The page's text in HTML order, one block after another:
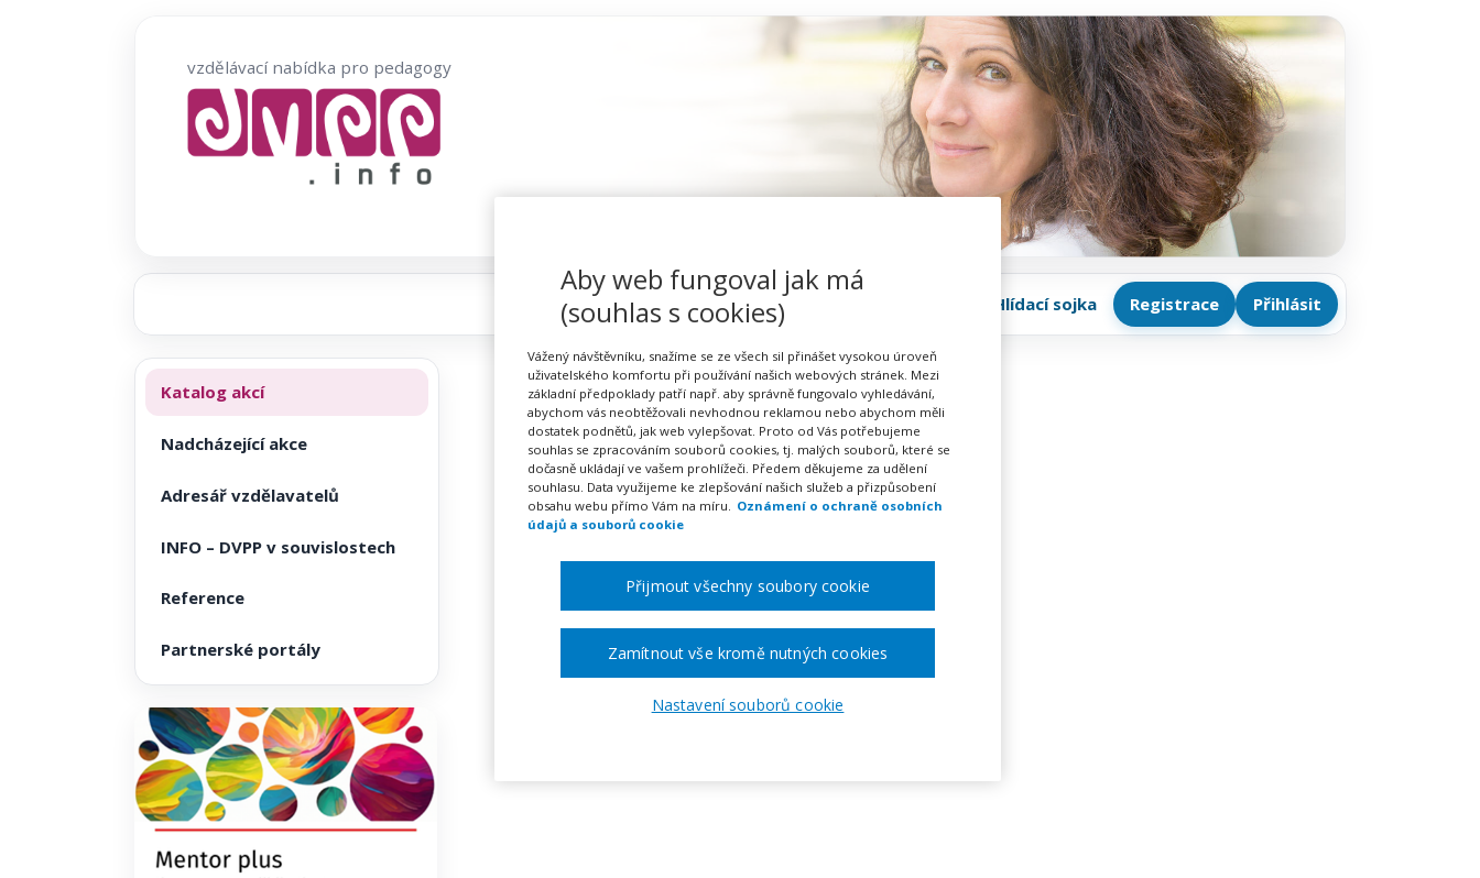
vzdělávací nabídka pro pedagogy
Hlídací sojka Registrace Přihlásit
Požadovaná akce nebyla nalezena.
Katalog akcí
Nadcházející akce
Adresář vzdělavatelů
INFO – DVPP v souvislostech
Reference
Partnerské portály
Aby web fungoval jak má
(souhlas s cookies)
Vážený návštěvníku, snažíme se ze všech sil přinášet vysokou úroveň
uživatelského komfortu při používání našich webových stránek. Mezi
základní předpoklady patří např. aby správně fungovalo vyhledávání,
abychom vás neobtěžovali nevhodnou reklamou nebo abychom měli
dostatek podnětů, jak web vylepšovat. Proto od Vás potřebujeme
souhlas se zpracováním souborů cookies, tj. malých souborů, které se
dočasně ukládají ve vašem prohlížeči. Předem děkujeme za udělení
souhlasu. Data využijeme ke zlepšování našich služeb a přizpůsobení
obsahu webu přímo Vám na míru. Oznámení o ochraně osobních
údajů a souborů cookie
Nastavení souborů cookie
Zamítnout vše kromě nutných cookies
Přijmout všechny soubory cookie